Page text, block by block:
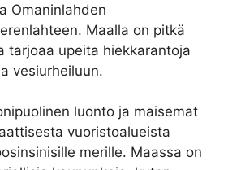
Omaninlahden
Maalla on pitkä
tarjoaa upeita hiekkarantoja
vesiurheiluun.
luonto ja maisemat
vuoristoalueista
merille. Maassa on